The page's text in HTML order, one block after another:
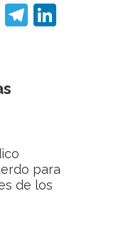
WhatsApp
para
de los